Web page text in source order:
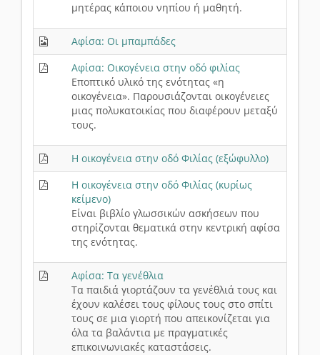
μητέρας κάποιου νηπίου ή μαθητή.
Αφίσα: Οι μπαμπάδες
Αφίσα: Οικογένεια στην οδό φιλίας
Εποπτικό υλικό της ενότητας «η
οικογένεια». Παρουσιάζονται οικογένειες
μιας πολυκατοικίας που διαφέρουν μεταξύ
τους.
Η οικογένεια στην οδό Φιλίας (εξώφυλλο)
Η οικογένεια στην οδό Φιλίας (κυρίως
κείμενο)
Είναι βιβλίο γλωσσικών ασκήσεων που
στηρίζονται θεματικά στην κεντρική αφίσα
της ενότητας.
Αφίσα: Τα γενέθλια
Τα παιδιά γιορτάζουν τα γενέθλιά τους και
έχουν καλέσει τους φίλους τους στο σπίτι
τους σε μια γιορτή που απεικονίζεται για
όλα τα βαλάντια με πραγματικές
επικοινωνιακές καταστάσεις.